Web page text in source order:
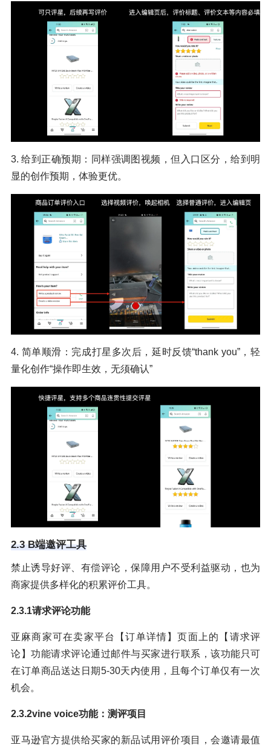
3. 给到正确预期：同样强调图视频，但入口区分，给到明
显的创作预期，体验更优。
4. 简单顺滑：完成打星多次后，延时反馈“thank you”，轻
量化创作“操作即生效，无须确认”
2.3 B端邀评工具
禁止诱导好评、有偿评论，保障用户不受利益驱动，也为
商家提供多样化的积累评价工具。
2.3.1请求评论功能
亚麻商家可在卖家平台【订单详情】页面上的【请求评
论】功能请求评论通过邮件与买家进行联系，该功能只可
在订单商品送达日期5-30天内使用，且每个订单仅有一次
机会。
2.3.2vine voice功能：测评项目
亚马逊官方提供给买家的新品试用评价项目，会邀请最值